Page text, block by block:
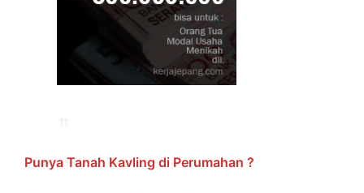
Punya Tanah Kavling di Perumahan ?